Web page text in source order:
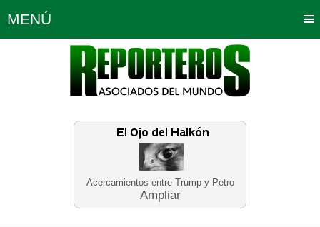
Acercamientos entre Trump y Petro
Ampliar
MENÚ
Política Opinión Bogotá
Planeta Tierra Deportes
Educación Neira